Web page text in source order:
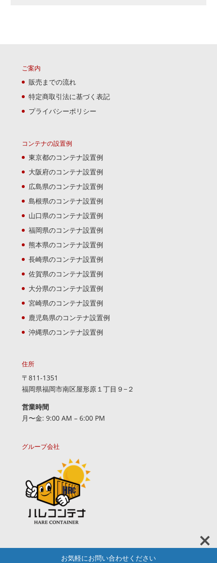
ご案内
販売までの流れ
特定商取引法に基づく表記
プライバシーポリシー
コンテナの設置例
東京都のコンテナ設置例
大阪府のコンテナ設置例
広島県のコンテナ設置例
島根県のコンテナ設置例
山口県のコンテナ設置例
福岡県のコンテナ設置例
熊本県のコンテナ設置例
長崎県のコンテナ設置例
佐賀県のコンテナ設置例
大分県のコンテナ設置例
宮崎県のコンテナ設置例
鹿児島県のコンテナ設置例
沖縄県のコンテナ設置例
住所
〒811-1351
福岡県福岡市南区屋形原１丁目９−２
営業時間
月〜金: 9:00 AM – 6:00 PM
グループ会社
お気軽にお問い合わせください